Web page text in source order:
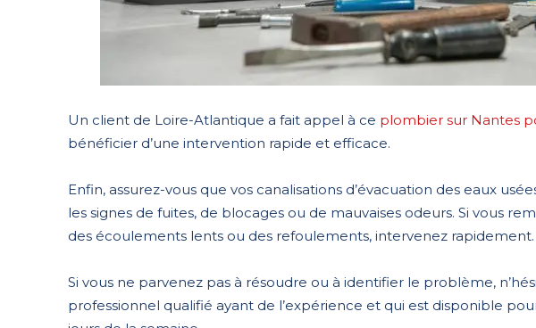
Un client de Loire-Atlantique a fait appel à ce plombier sur Nantes
bénéficier d’une intervention rapide et efficace.
Enfin, assurez-vous que vos canalisations d’évacuation des eaux
les signes de fuites, de blocages ou de mauvaises odeurs. Si vous
des écoulements lents ou des refoulements, intervenez rapidement.
Si vous ne parvenez pas à résoudre ou à identifier le problème,
professionnel qualifié ayant de l’expérience et qui est disponible